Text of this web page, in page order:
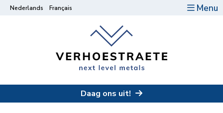
Menu
Nederlands Français
Daag ons uit!